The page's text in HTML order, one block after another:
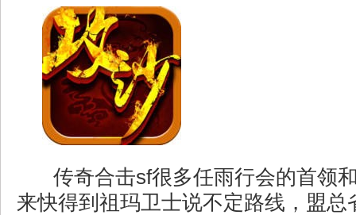
传奇合击sf很多任雨行会的首领
来快得到祖玛卫士说不定路线，盟总